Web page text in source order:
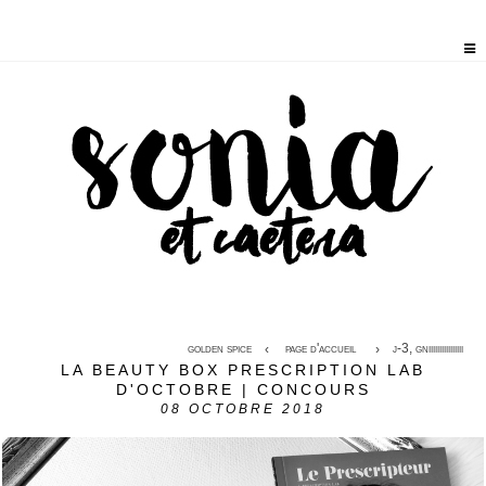
golden spice page d'accueil j-3, gniiiiiiiiiiiiiiii
LA BEAUTY BOX PRESCRIPTION LAB
D'OCTOBRE | CONCOURS
08 OCTOBRE 2018